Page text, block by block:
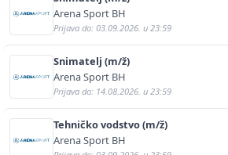
Arena Sport BH
Prijava do: 03.09.2026. u 23:59
Snimatelj (m/ž)
Arena Sport BH
Prijava do: 14.08.2026. u 23:59
Tehničko vodstvo (m/ž)
Arena Sport BH